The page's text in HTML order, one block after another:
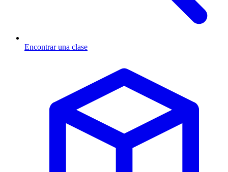
Encontrar una clase